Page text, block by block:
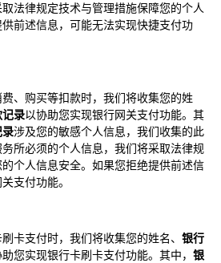
法律规定技术与管理措施保障您的个人
前述信息，可能无法实现快捷支付功
、购买等扣款时，我们将收集您的姓
记录以协助您实现银行网关支付功能。其
录涉及您的敏感个人信息，我们收集的此
所必须的个人信息，我们将采取法律规
个人信息安全。如果您拒绝提供前述信
支付功能。
卡支付时，我们将收集您的姓名、 银行
助您实现银行卡刷卡支付功能。其中， 银